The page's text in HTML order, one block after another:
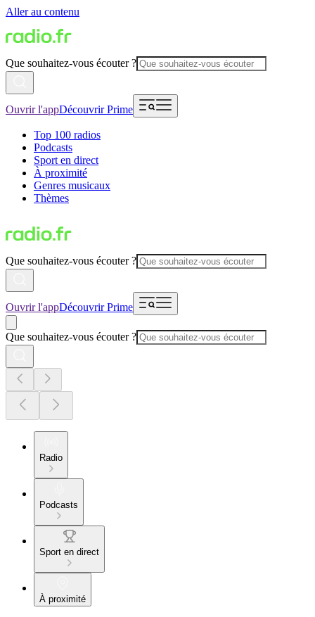
Aller au contenu
Que souhaitez-vous écouter ?
Ouvrir l'appDécouvrir Prime
Top 100 radios
Podcasts
Sport en direct
À proximité
Genres musicaux
Thèmes
Que souhaitez-vous écouter ?
Ouvrir l'appDécouvrir Prime
Que souhaitez-vous écouter ?
Radio
Podcasts
Sport en direct
À proximité